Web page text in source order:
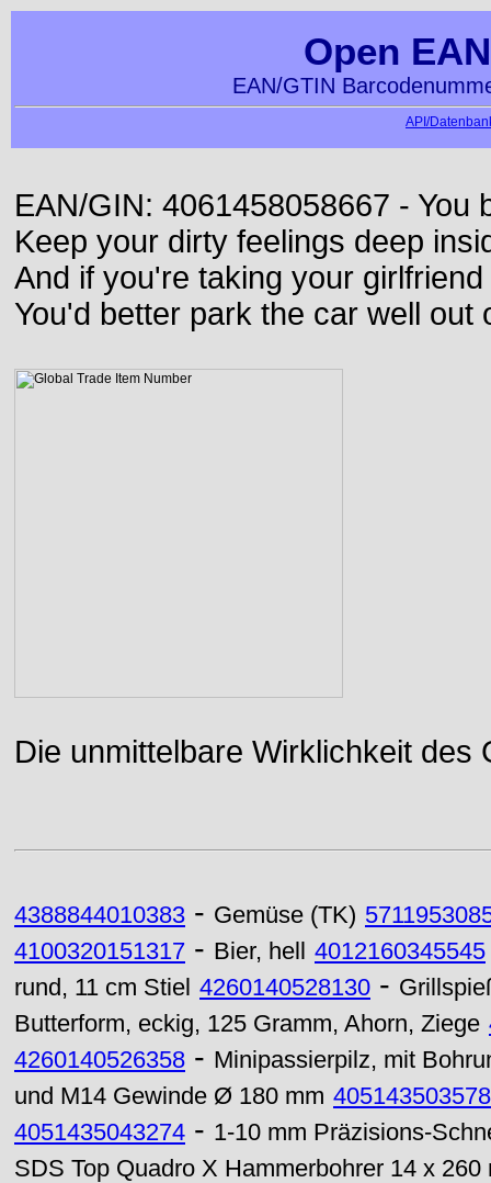
Open
EAN/GTIN
API/
EAN/GIN: 4061458058667 - You
Keep your dirty feelings deep
And if you're taking your
You'd better park the car well out
Die unmittelbare Wirklichkeit des
4388844010383 - Gemüse (TK)
4100320151317 - Bier, hell 4012160345545
rund, 11 cm Stiel 4260140528130 -
Butterform, eckig, 125 Gramm, Ahorn, Ziege
4260140526358 - Minipassierpilz, mit
und M14 Gewinde Ø 180 mm
4051435043274 - 1-10 mm Präzisions-
SDS Top Quadro X Hammerbohrer 14 x 260